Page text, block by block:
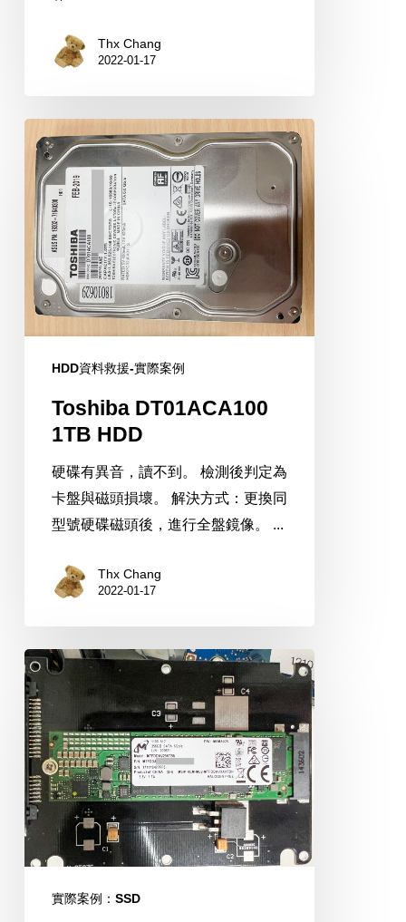
Thx Chang
2022-01-17
DT01ACA100
1TB
HDD
HDD資料救援-實際案例
Toshiba DT01ACA100
1TB HDD
硬碟有異音，讀不到。 檢測後判定為
卡盤與磁頭損壞。 解決方式：更換同
型號硬碟磁頭後，進行全盤鏡像。 ...
Thx Chang
2022-01-17
Micron
MTFDDAV256TBN
M.2
256G
SSD
實際案例：SSD